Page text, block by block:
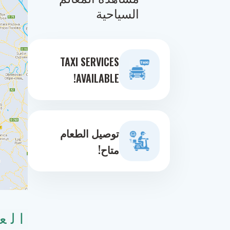
السياحية
TAXI SERVICES
AVAILABLE!
توصيل الطعام
متاح!